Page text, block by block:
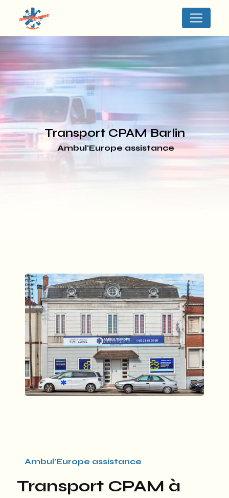
transport CPAM Barlin
Ambul'Europe assistance
Ambul'Europe assistance
transport CPAM à
Panneau de gestion des cookies